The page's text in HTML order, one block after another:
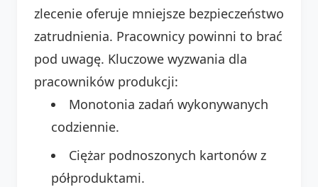
zlecenie oferuje mniejsze bezpieczeństwo
zatrudnienia. Pracownicy powinni to brać
pod uwagę. Kluczowe wyzwania dla
pracowników produkcji:
Monotonia zadań wykonywanych
codziennie.
Ciężar podnoszonych kartonów z
półproduktami.